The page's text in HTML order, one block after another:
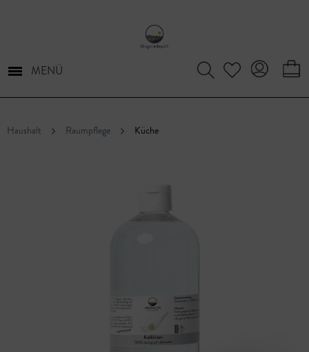
MENÜ
Haushalt Raumpflege Küche